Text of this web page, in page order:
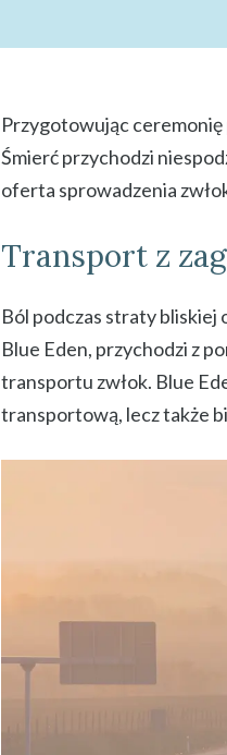
Przygotowując
Śmierć przychodzi
oferta sprowadzenia
Transport z
Ból podczas straty bliskiej
Blue Eden, przychodzi z
transportu zwłok. Blue
transportową, lecz także